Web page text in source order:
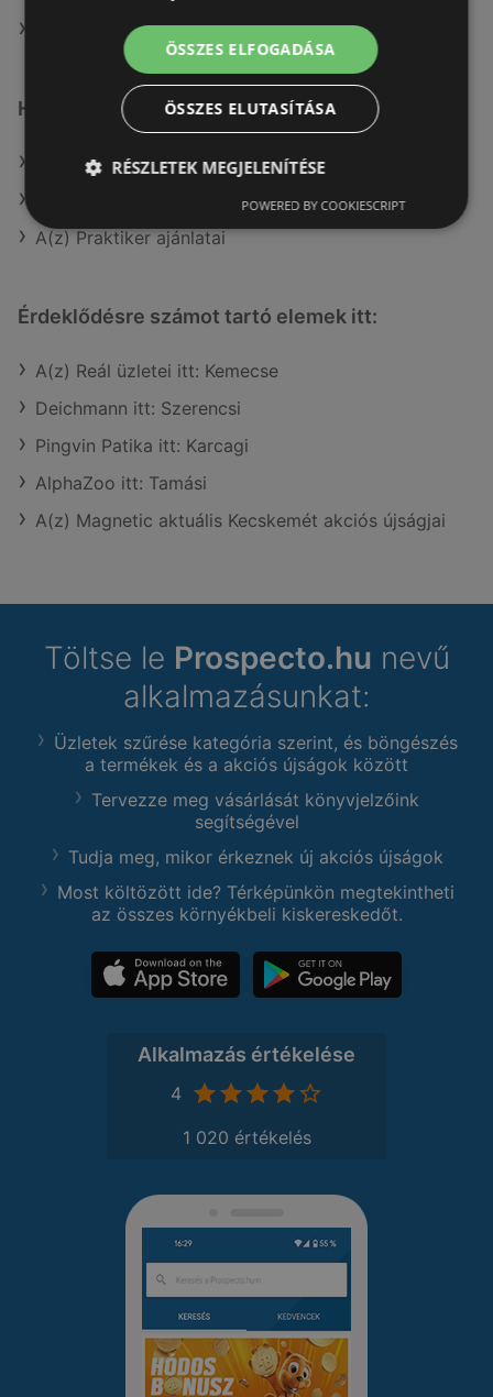
A(z) JYSK üzletei itt: Sopron-Fertődi
Hasonló kiskereskedők
A(z) Bauhaus ajánlatai
A(z) OBI Hungary Retail kft ajánlatai
A(z) Praktiker ajánlatai
Érdeklődésre számot tartó elemek itt:
A(z) Reál üzletei itt: Kemecse
Deichmann itt: Szerencsi
Pingvin Patika itt: Karcagi
AlphaZoo itt: Tamási
A(z) Magnetic aktuális Kecskemét akciós újságjai
Töltse le Prospecto.hu nevű
alkalmazásunkat:
Üzletek szűrése kategória szerint, és böngészés
a termékek és a akciós újságok között
Tervezze meg vásárlását könyvjelzőink
segítségével
Tudja meg, mikor érkeznek új akciós újságok
Most költözött ide? Térképünkön megtekintheti
az összes környékbeli kiskereskedőt.
Alkalmazás értékelése
4
1 020 értékelés
ÖSSZES ELFOGADÁSA
ÖSSZES ELUTASÍTÁSA
RÉSZLETEK MEGJELENÍTÉSE
POWERED BY COOKIESCRIPT